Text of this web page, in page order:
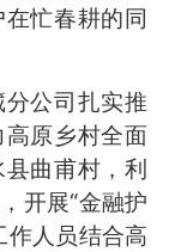
忙春耕的同
公司扎实推
原乡村全面
曲甫村，利
开展“金融护
作人员结合高